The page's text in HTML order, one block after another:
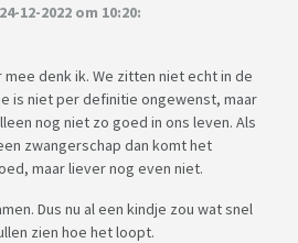
12-2022 om 10:20:
denk ik. We zitten niet echt in de
is niet per definitie ongewenst, maar
nog niet zo goed in ons leven. Als
zwangerschap dan komt het
maar liever nog even niet.
Dus nu al een kindje zou wat snel
zien hoe het loopt.